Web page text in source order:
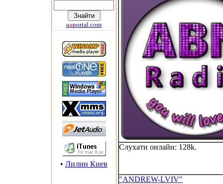
uaportal.com
• Лилин Киев
Слухати онлайн: 128k.
"ANDREW-LVIV"